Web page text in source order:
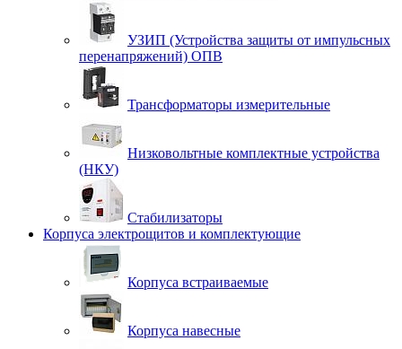
УЗИП (Устройства защиты от импульсных
перенапряжений) ОПВ
Трансформаторы измерительные
Низковольтные комплектные устройства
(НКУ)
Стабилизаторы
Корпуса электрощитов и комплектующие
Корпуса встраиваемые
Корпуса навесные